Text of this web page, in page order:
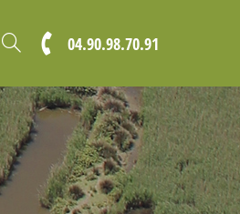
04.90.98.70.91